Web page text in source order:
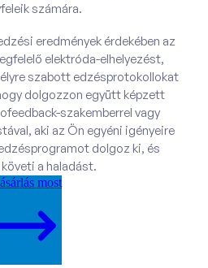
számára.
eredmények érdekében az
elektróda-elhelyezést,
szabott edzésprotokollokat
dolgozzon együtt képzett
szakemberrel vagy
aki az Ön egyéni igényeire
dolgoz ki, és
a haladást.
most